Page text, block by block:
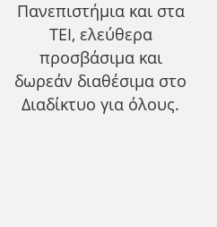
Πανεπιστήμια και στα
ΤΕΙ, ελεύθερα
προσβάσιμα και
δωρεάν διαθέσιμα στο
Διαδίκτυο για όλους.